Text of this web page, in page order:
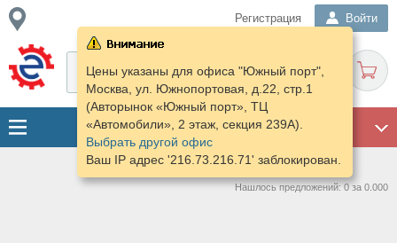
Регистрация Войти
Цены указаны для офиса "Южный порт",
Москва, ул. Южнопортовая, д.22, стр.1
(Авторынок «Южный порт», ТЦ
«Автомобили», 2 этаж, секция 239А).
Выбрать другой офис
Ваш IP адрес '216.73.216.71' заблокирован.
Нашлось предложений: 0 за 0.000